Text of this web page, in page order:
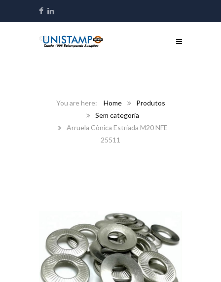
Home
Produtos
Sem categoria
Arruela Cônica Estriada M20 NFE
25511